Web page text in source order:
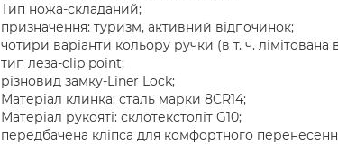
Тип ножа-складаний;
призначення: туризм, активний відпочинок;
чотири варіанти кольору ручки (в т. ч.
тип леза-clip point;
різновид замку-Liner Lock;
Матеріал клинка: сталь марки 8CR14;
Матеріал рукояті: склотекстоліт G10;
передбачена кліпса для комфортного